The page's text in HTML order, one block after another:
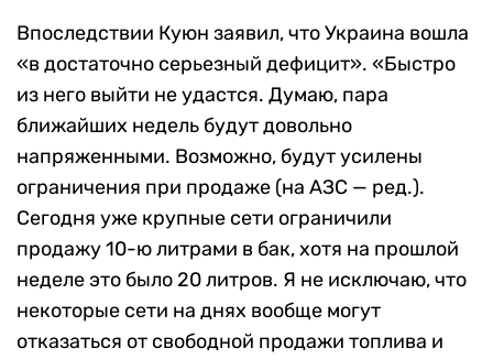
Впоследствии Куюн заявил, что Украина вошла
«в достаточно серьезный дефицит». «Быстро
из него выйти не удастся. Думаю, пара
ближайших недель будут довольно
напряженными. Возможно, будут усилены
ограничения при продаже (на АЗС — ред.).
Сегодня уже крупные сети ограничили
продажу 10-ю литрами в бак, хотя на прошлой
неделе это было 20 литров. Я не исключаю, что
некоторые сети на днях вообще могут
отказаться от свободной продажи топлива и